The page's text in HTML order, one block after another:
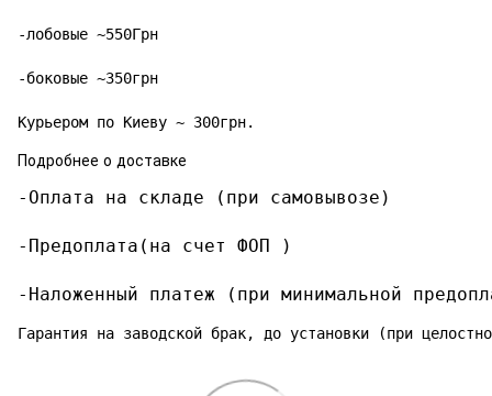
-лобовые ~550Грн
-боковые ~350грн
Курьером по Киеву ~ 300грн.
Подробнее о доставке
-Оплата на складе (при самовывозе)
-Предоплата(на счет ФОП )
-Наложенный платеж (при минимальной
Гарантия на заводской брак, до установки (при